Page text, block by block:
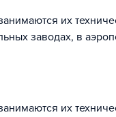
их
заводах, в
их